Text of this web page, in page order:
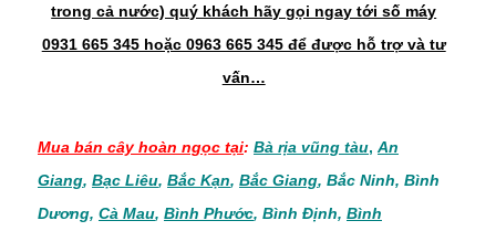
trong cả nước) quý khách hãy gọi ngay tới số máy
0931 665 345 hoặc 0963 665 345 để được hỗ trợ và tư
vấn…
Mua bán câyhoàn ngọc tại: Bà rịa vũng tàu, An
Giang, Bạc Liêu, Bắc Kạn, Bắc Giang, Bắc Ninh, Bình
Dương, Cà Mau, Bình Phước, Bình Định, Bình